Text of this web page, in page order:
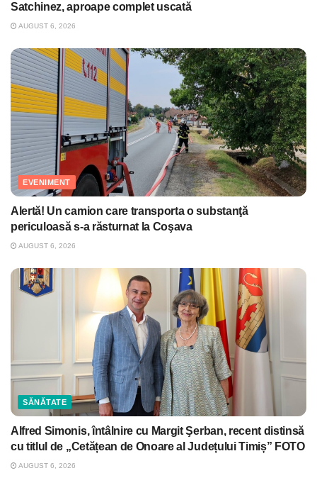
Satchinez, aproape complet uscată
AUGUST 6, 2026
EVENIMENT
Alertă! Un camion care transporta o substanţă
periculoasă s-a răsturnat la Coşava
AUGUST 6, 2026
SĂNĂTATE
Alfred Simonis, întâlnire cu Margit Şerban, recent distinsă
cu titlul de „Cetățean de Onoare al Județului Timiș” FOTO
AUGUST 6, 2026